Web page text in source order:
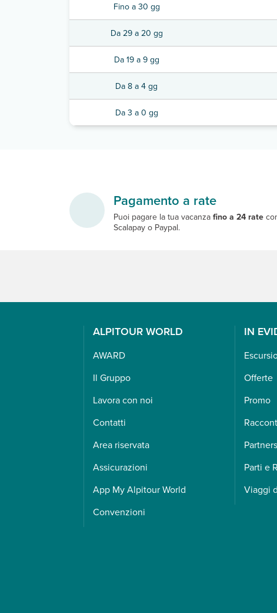
Fino a 30 gg
Da 29 a 20 gg
Da 19 a 9 gg
Da 8 a 4 gg
Da 3 a 0 gg
Pagamento a rate
Puoi pagare la tua vacanza fino a 24 rate
Scalapay o Paypal.
ALPITOUR WORLD
AWARD
Il Gruppo
Lavora con noi
Contatti
Area riservata
Assicurazioni
App My Alpitour World
Convenzioni
IN
Offerte
Promo
Parti e
Viaggi